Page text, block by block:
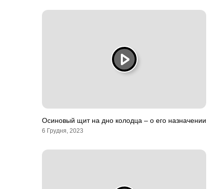
Осиновый щит на дно колодца – о его назначении
6 Грудня, 2023